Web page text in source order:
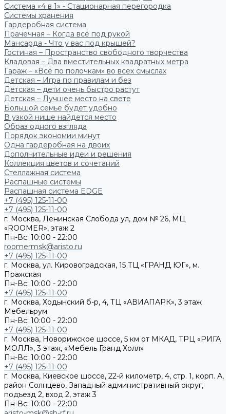
Система «4 в 1» - Стационарная перегородка
Системы хранения
Гардеробная система
Прачечная – Когда всё под рукой
Мансарда - Что у вас под крышей?
Гостиная – Пространство свободного творчества
Кладовая – Два вместительных квадратных метра
Гараж – «Всё по полочкам» во всех смыслах
Детская – Игра по правилам и без
Детская – дети очень быстро растут
Детская – Лучшее место на свете
Большой семье будет удобно
В узкой нише найдется место
Образ одного взгляда
Порядок экономии минут
Одна гардеробная на двоих
Дополнительные идеи и решения
Коллекция цветов и сочетаний
Стеллажная система
Распашные системы
Распашная система EDGE
+7 (495) 125-11-00
+7 (495) 125-11-00
г. Москва, Ленинская Слобода ул, дом № 26, МЦ
«ROOMER», этаж 2
Пн-Вс: 10:00 - 22:00
roomermsk@aristo.ru
+7 (495) 125-11-00
г. Москва, ул. Кировоградская, 15 ТЦ «ГРАНД ЮГ», м.
Пражская
Пн-Вс: 10:00 - 22:00
+7 (495) 125-11-00
г. Москва, Ходынский б-р, 4, ТЦ «АВИАПАРК», 3 этаж
Мебельрум
Пн-Вс: 10:00 - 22:00
+7 (495) 125-11-00
г. Москва, Новорижское шоссе, 5 км от МКАД, ТРЦ «РИГА
МОЛЛ», 3 этаж, «Мебель Гранд Холл»
Пн-Вс: 10:00 - 22:00
+7 (495) 125-11-00
г. Москва, Киевское шоссе, 22-й километр, 4, стр. 1, корп. А,
район Солнцево, Западный административный округ,
подъезд 2, вход 2, этаж 3
Пн-Вс: 10:00 - 22:00